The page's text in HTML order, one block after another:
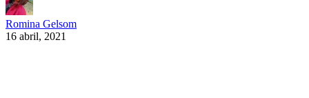
Romina Gelsom
16 abril, 2021